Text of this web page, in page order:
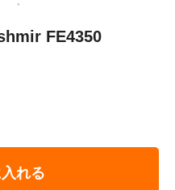
FE4350
れる